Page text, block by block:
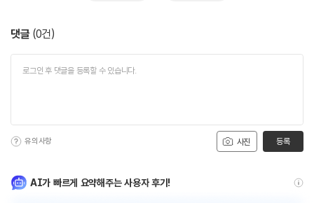
댓글 (0건)
사진
유의사항 등록
AI가 빠르게 요약해주는 사용자 후기!